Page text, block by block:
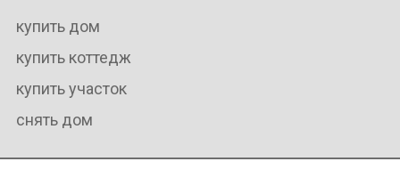
купить дом
купить коттедж
купить участок
снять дом